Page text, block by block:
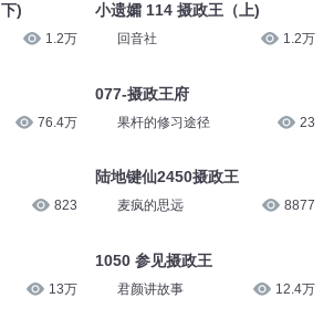
)
1.2万
76.4万
823
13万
小遗孀 114 摄政王（上)
回音社 1.2万
077-摄政王府
果杆的修习途径 23
陆地键仙2450摄政王
麦疯的思远 8877
1050 参见摄政王
君颜讲故事 12.4万